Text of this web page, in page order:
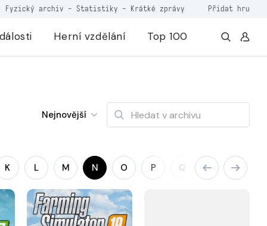
Fyzický archiv - Statistiky - Krátké zprávy Přidat hru
Herní vzdělání Top 100
Nejnovější
K L M N O P Q R S